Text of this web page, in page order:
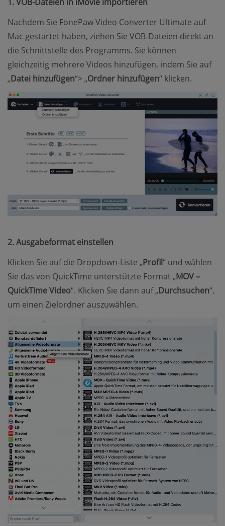
Nachdem Sie FonePaw Video Converter Ultimate auf
Mac gestartet haben, ziehen Sie VOB-Dateien direkt an
die Schnittstelle des Programms. Sie können
gleichzeitig mehrere Videos hinzufügen, indem Sie auf
„Datei hinzufügen“> „Ordner hinzufügen“ klicken.
2. Ausgabeformat einstellen
Klicken Sie auf die Dropdown-Liste „Profil“ und wählen
Sie das von QuickTime unterstützte Format „MOV –
QuickTime Video“. Klicken Sie dann auf „Durchsuchen“,
um einen Zielordner auszuwählen.